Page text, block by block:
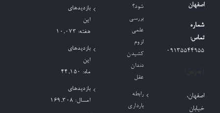
اصفهان
شماره
تماس:
09135544955
اصفهان،
خیابان
شود؟
بررسی
علمی
لزوم
کشیدن
دندان
عقل
رابطه
بارداری
بازدیدهای
این
هفته: 10,073
بازدیدهای
این
ماه: 44,150
بازدیدهای
امسال: 169,308